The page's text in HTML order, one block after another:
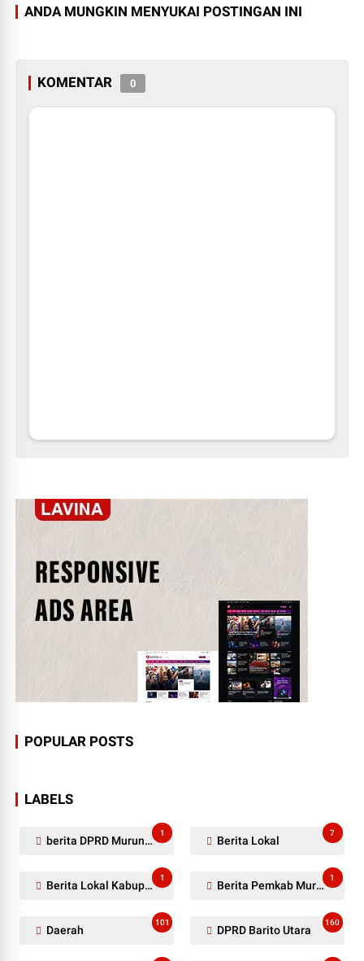
ANDA MUNGKIN MENYUKAI POSTINGAN INI
KOMENTAR 0
POPULAR POSTS
LABELS
berita DPRD Murung Raya
1
Berita Lokal
7
Berita Lokal Kabupaten Barito Utara
1
Berita Pemkab Murung Raya
1
Daerah
101
DPRD Barito Utara
160